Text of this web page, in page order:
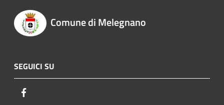
Comune di Melegnano
SEGUICI SU